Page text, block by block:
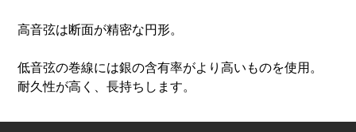
高音弦は断面が精密な円形。
低音弦の巻線には銀の含有率がより高いものを使用。
耐久性が高く、長持ちします。